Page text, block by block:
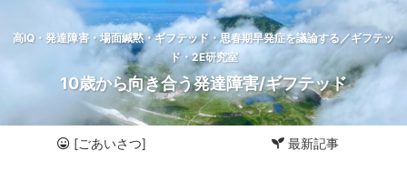
高IQ・発達障害・場面緘黙・ギフテッド・思春期早発症を議論する／ギフテッ
ド・2E研究室
10歳から向き合う発達障害/ギフテッド
[ごあいさつ] 最新記事